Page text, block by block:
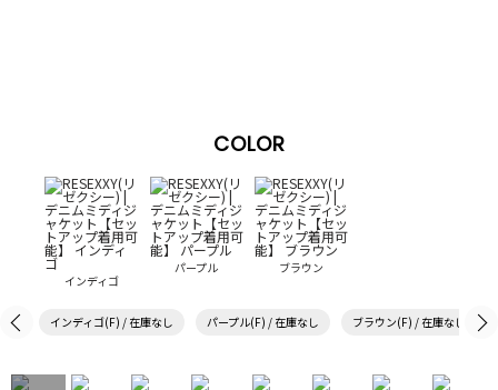
COLOR
インディゴ
パープル ブラウン
インディゴ(F) / 在庫なし パープル(F) / 在庫なし ブラウン(F) / 在庫なし